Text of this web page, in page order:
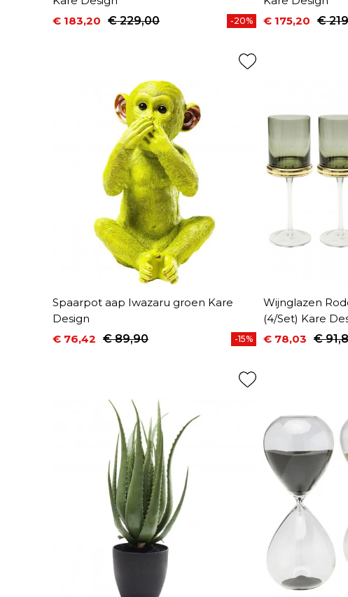
Prijs
€ 183,20
Normale prijs€ 229,00 -20%
Prijs
€ 175,20
Normale prijs
€
Spaarpot aap Iwazaru groen Kare
Design
Prijs
€ 76,42
Normale prijs
€ 89,90 -15%
Wijnglazen
(4/Set) Kare
Prijs
€ 78,03
Normale prijs
€